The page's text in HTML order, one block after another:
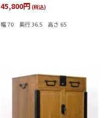
45,800円 (税込)
幅 70 奥行 36.5 高さ 65